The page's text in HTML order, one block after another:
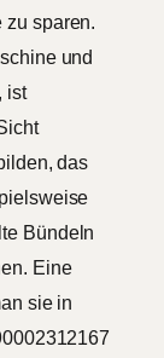
zu sparen.
und
ist
das
Bündeln
Eine
sie in